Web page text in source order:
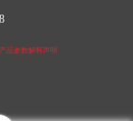
产品参数解释声明